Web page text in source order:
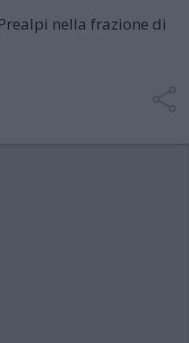
nella frazione di